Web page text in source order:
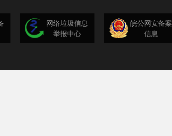
网络垃圾信息
举报中心
皖公网安备案
信息